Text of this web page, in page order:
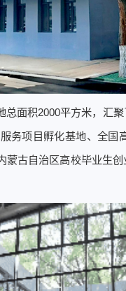
面积2000平方米，汇
务项目孵化基地、全
蒙古自治区高校毕业生